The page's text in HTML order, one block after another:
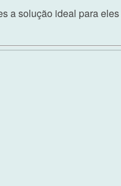
a solução ideal para